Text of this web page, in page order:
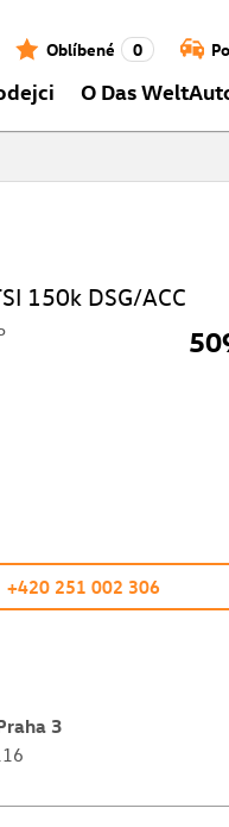
Oblíbené 0
O Das
150k DSG/ACC
+420 251 002 306
3